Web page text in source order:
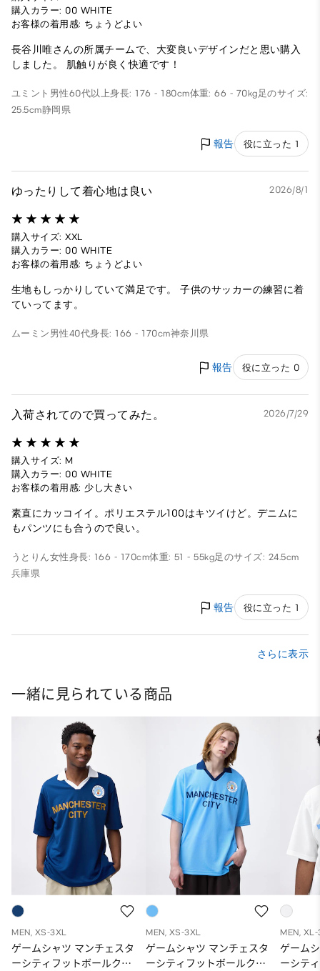
購入カラー: 00 WHITE
お客様の着用感: ちょうどよい
長谷川唯さんの所属チームで、大変良いデザインだと思い購入
しました。 肌触りが良く快適です！
ユミント 男性60代以上身長: 176 - 180cm体重: 66 - 70kg足のサイズ:
25.5cm静岡県
報告 役に立った 1
ゆったりして着心地は良い 2026/8/1
購入サイズ: XXL
購入カラー: 00 WHITE
お客様の着用感: ちょうどよい
生地もしっかりしていて満足です。 子供のサッカーの練習に着
ていってます。
ムーミン 男性40代身長: 166 - 170cm神奈川県
報告 役に立った 0
入荷されてので買ってみた。 2026/7/29
購入サイズ: M
購入カラー: 00 WHITE
お客様の着用感: 少し大きい
素直にカッコイイ。ポリエステル100はキツイけど。デニムに
もパンツにも合うので良い。
うとりん女性身長: 166 - 170cm体重: 51 - 55kg足のサイズ: 24.5cm
兵庫県
報告 役に立った 1
さらに表示
一緒に見られている商品
MEN, XS-3XL
ゲームシャツ マンチェスタ
ーシティフットボールクラ
MEN, XS-3XL
ゲームシャツ マンチェスタ
ーシティフットボールクラ
MEN,
ゲーム
ーシテ